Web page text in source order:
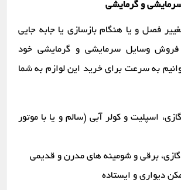
فصل و یا هنگام بازسازی یا جابه جایی
فروش وسایل سرمایشی و گرمایشی خود
به سرعت برای خرید این لوازم به شما
اسپلیت و کولر آبی (سالم و یا با موتور
برقی و شومینه های مدرن و قدیمی
دیواری و ایستاده